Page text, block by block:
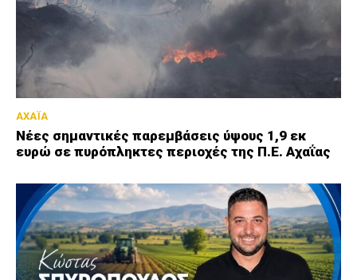
ΑΧΑΪΑ
Νέες σημαντικές παρεμβάσεις ύψους 1,9 εκ
ευρώ σε πυρόπληκτες περιοχές της Π.Ε. Αχαΐας